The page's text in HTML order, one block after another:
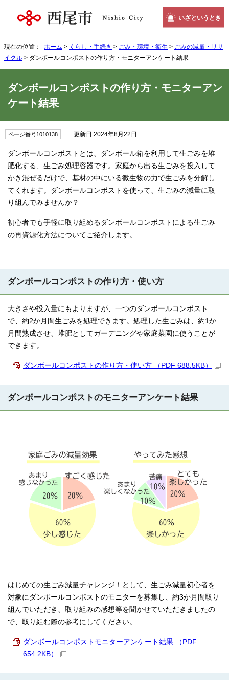
いざというとき
現在の位置： ホーム > くらし・手続き > ごみ・環境・衛生 > ごみの減量・リサ
イクル > ダンボールコンポストの作り方・モニターアンケート結果
ダンボールコンポストの作り方・モニターアン
ケート結果
ページ番号1010138 更新日 2024年8月22日
ダンボールコンポストとは、ダンボール箱を利用して生ごみを堆
肥化する、生ごみ処理容器です。家庭から出る生ごみを投入して
かき混ぜるだけで、基材の中にいる微生物の力で生ごみを分解し
てくれます。ダンボールコンポストを使って、生ごみの減量に取
り組んでみませんか？
初心者でも手軽に取り組めるダンボールコンポストによる生ごみ
の再資源化方法についてご紹介します。
ダンボールコンポストの作り方・使い方
大きさや投入量にもよりますが、一つのダンボールコンポスト
で、約2か月間生ごみを処理できます。処理した生ごみは、約1か
月間熟成させ、堆肥としてガーデニングや家庭菜園に使うことが
できます。
ダンボールコンポストの作り方・使い方 （PDF 688.5KB）
ダンボールコンポストのモニターアンケート結果
はじめての生ごみ減量チャレンジ！として、生ごみ減量初心者を
対象にダンボールコンポストのモニターを募集し、約3か月間取り
組んでいただき、取り組みの感想等を聞かせていただきましたの
で、取り組む際の参考にしてください。
ダンボールコンポストモニターアンケート結果 （PDF
654.2KB）